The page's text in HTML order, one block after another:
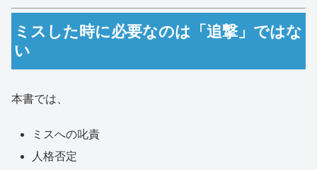
ミスした時に必要なのは「追撃」ではな
い
本書では、
ミスへの叱責
人格否定